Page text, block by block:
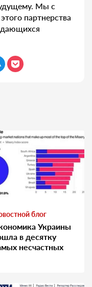
Мы с
партнерства
блог
Украины
в десятку
несчастных